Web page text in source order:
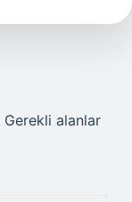
Gerekli alanlar